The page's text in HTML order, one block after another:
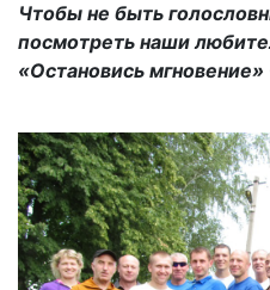
Чтобы не быть
посмотреть наши
«Остановись